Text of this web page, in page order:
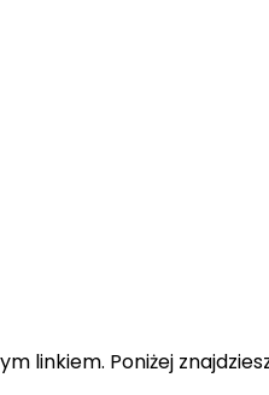
linkiem. Poniżej